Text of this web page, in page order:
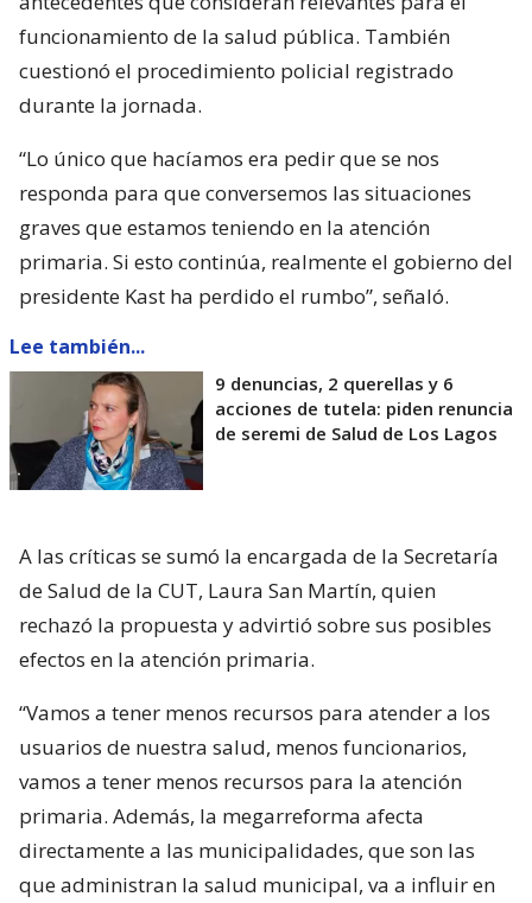
funcionamiento de la salud pública. También
cuestionó el procedimiento policial registrado
durante la jornada.
“Lo único que hacíamos era pedir que se nos
responda para que conversemos las situaciones
graves que estamos teniendo en la atención
primaria. Si esto continúa, realmente el gobierno del
presidente Kast ha perdido el rumbo”, señaló.
Lee también...
9 denuncias, 2 querellas y 6
acciones de tutela: piden renuncia
de seremi de Salud de Los Lagos
A las críticas se sumó la encargada de la Secretaría
de Salud de la CUT, Laura San Martín, quien
rechazó la propuesta y advirtió sobre sus posibles
efectos en la atención primaria.
“Vamos a tener menos recursos para atender a los
usuarios de nuestra salud, menos funcionarios,
vamos a tener menos recursos para la atención
primaria. Además, la megarreforma afecta
directamente a las municipalidades, que son las
que administran la salud municipal, va a influir en